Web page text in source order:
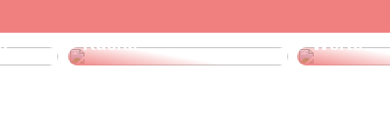
Küche
Werte